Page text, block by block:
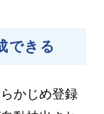
できる
かじめ登録